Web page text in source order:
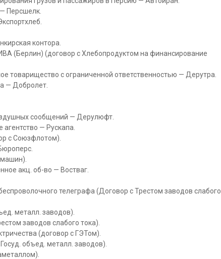
Персшелк.
контора.
(Берлин) (договор с Хлебопродуктом на финансирование
товарищество с ограниченной ответственностью — Дерутра.
— Добролет.
сообщений — Дерулюфт.
— Рускапа.
с Союзфлотом).
акц. об-во — Востваг.
телеграфа (Договор с Трестом заводов слабого
металл. заводов).
заводов слабого тока).
(договор с ГЭТом).
объед. металл. заводов).